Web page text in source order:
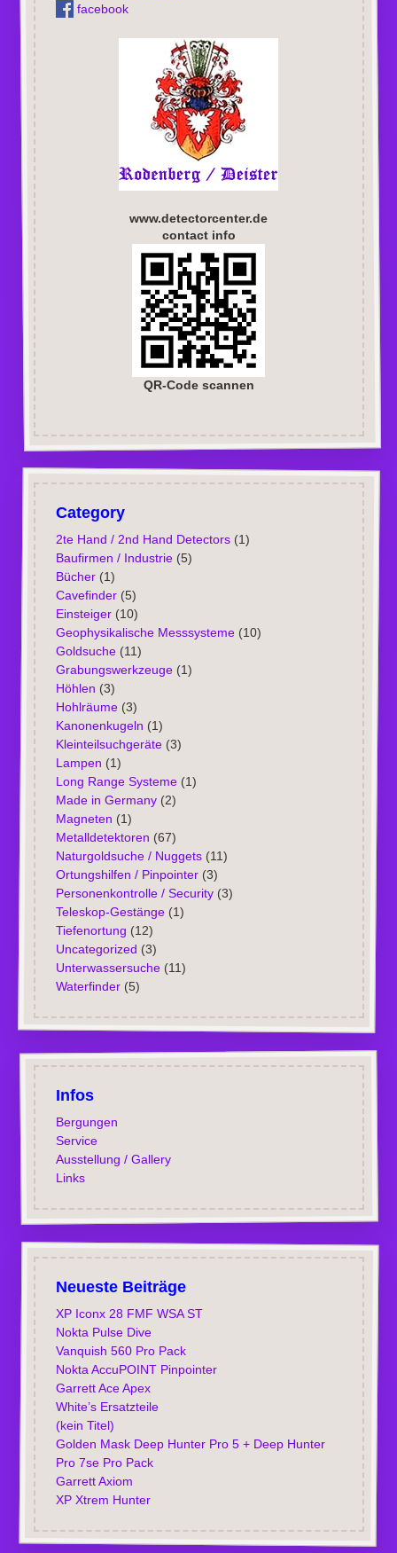
facebook
www.detectorcenter.de
contact info
QR-Code scannen
Category
2te Hand / 2nd Hand Detectors(1)
Baufirmen / Industrie(5)
Bücher(1)
Cavefinder(5)
Einsteiger(10)
Geophysikalische Messsysteme(10)
Goldsuche(11)
Grabungswerkzeuge(1)
Höhlen (3)
Hohlräume(3)
Kanonenkugeln (1)
Kleinteilsuchgeräte(3)
Lampen (1)
Long Range Systeme(1)
Made in Germany(2)
Magneten (1)
Metalldetektoren (67)
Naturgoldsuche / Nuggets(11)
Ortungshilfen / Pinpointer(3)
Personenkontrolle / Security(3)
Teleskop-Gestänge(1)
Tiefenortung (12)
Uncategorized (3)
Unterwassersuche(11)
Waterfinder(5)
Infos
Bergungen
Service
Ausstellung / Gallery
Links
Neueste Beiträge
XP Iconx 28 FMF WSA ST
Nokta Pulse Dive
Vanquish 560 Pro Pack
Nokta AccuPOINT Pinpointer
Garrett Ace Apex
White’s Ersatzteile
(kein Titel)
Golden Mask Deep Hunter Pro 5 + Deep Hunter
Pro 7se Pro Pack
Garrett Axiom
XP Xtrem Hunter